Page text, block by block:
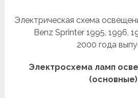
Электрическая схема
Benz Sprinter 1995, 1996,
2000 года
Электросхема ламп